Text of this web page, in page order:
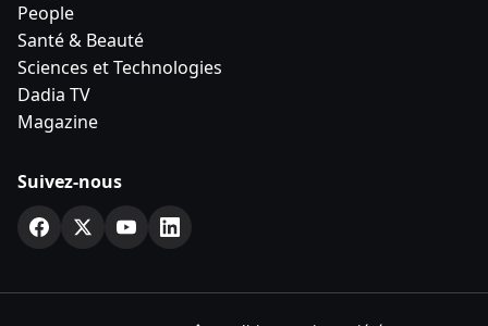
People
Santé & Beauté
Sciences et Technologies
Dadia TV
Magazine
Suivez-nous